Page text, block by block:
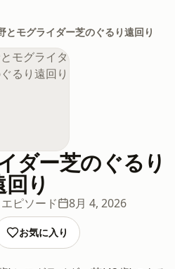
とモグライダー芝のぐるり遠回り
ダー芝のぐるり
回り
ピソード 8月 4, 2026
お気に入り